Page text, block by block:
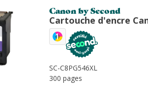
Canon by Second
Cartouche d'encre
1
SC-C8PG546XL
300 pages